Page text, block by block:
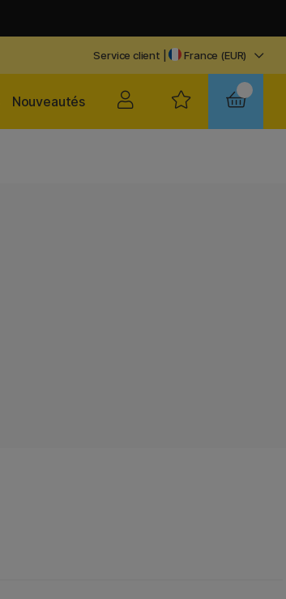
Service client | France (EUR)
Nouveautés